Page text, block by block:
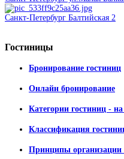
Санкт-Петербург Балтийская 2
Гостиницы
Бронирование гостиниц
Онлайн бронирование
Категории гостиниц -
Классификация
Принципы организации